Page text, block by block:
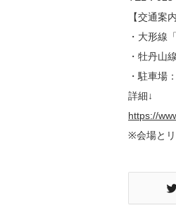
【交通案内
・大形線
・牡丹山
・駐車場
詳細↓
https://
※会場とリ